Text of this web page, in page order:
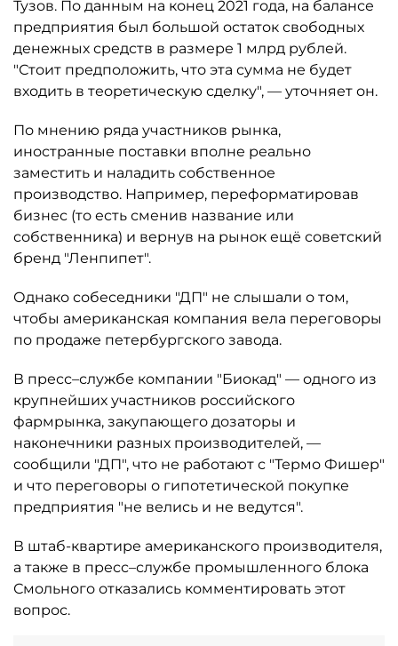
Тузов. По данным на конец 2021 года, на балансе
предприятия был большой остаток свободных
денежных средств в размере 1 млрд рублей.
"Стоит предположить, что эта сумма не будет
входить в теоретическую сделку", — уточняет он.
По мнению ряда участников рынка,
иностранные поставки вполне реально
заместить и наладить собственное
производство. Например, переформатировав
бизнес (то есть сменив название или
собственника) и вернув на рынок ещё советский
бренд "Ленпипет".
Однако собеседники "ДП" не слышали о том,
чтобы американская компания вела переговоры
по продаже петербургского завода.
В пресс–службе компании "Биокад" — одного из
крупнейших участников российского
фармрынка, закупающего дозаторы и
наконечники разных производителей, —
сообщили "ДП", что не работают с "Термо Фишер"
и что переговоры о гипотетической покупке
предприятия "не велись и не ведутся".
В штаб-квартире американского производителя,
а также в пресс–службе промышленного блока
Смольного отказались комментировать этот
вопрос.